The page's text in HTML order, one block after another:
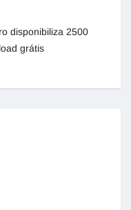
disponibiliza 2500
grátis